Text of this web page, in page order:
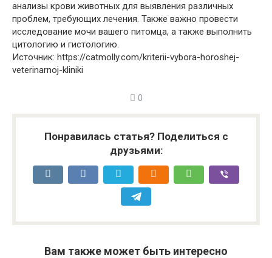
анализы крови животных для выявления различных
проблем, требующих лечения. Также важно провести
исследование мочи вашего питомца, а также выполнить
цитологию и гистологию.
Источник: https://catmolly.com/kriterii-vybora-horoshej-
veterinarnoj-kliniki
0
Понравилась статья? Поделиться с
друзьями:
Вам также может быть интересно